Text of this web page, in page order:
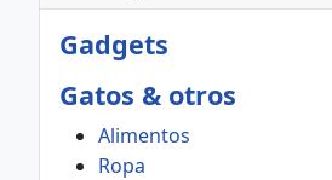
Gadgets
Gatos & otros
Alimentos
Ropa